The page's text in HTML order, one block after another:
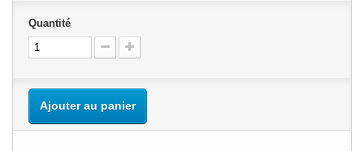
Quantité
Ajouter au panier